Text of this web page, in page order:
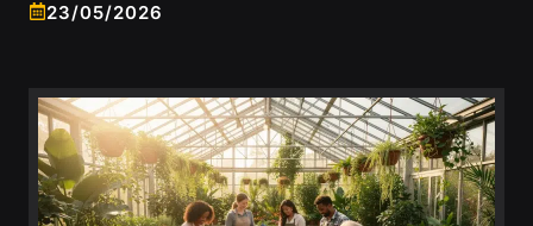
23/05/2026